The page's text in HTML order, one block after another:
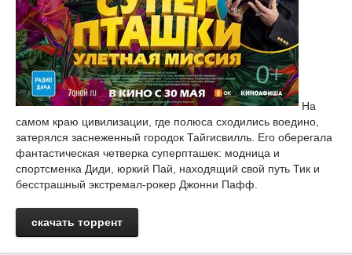
На
самом краю цивилизации, где полюса сходились воедино,
затерялся заснеженный городок Тайгисвилль. Его оберегала
фантастическая четверка суперпташек: модница и
спортсменка Диди, юркий Пай, находящий свой путь Тик и
бесстрашный экстремал-рокер Джонни Пафф.
скачать торрент